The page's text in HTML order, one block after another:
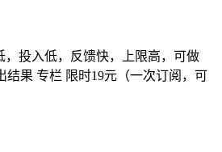
投入低，反馈快，上限高，可做
果 专栏 限时19元（一次订阅，可